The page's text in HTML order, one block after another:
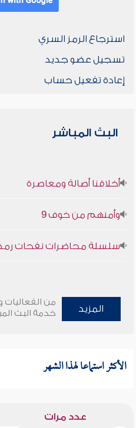
استرجاع الرمز السري
تسجيل عضو جديد
إعادة تفعيل حساب
البث المباشر
أخلاقنا أصالة ومعاصرة
وأمنهم من خوف 9
سلسلة محاضرات نفحات رمضانية
المزيد
من الفعاليات
خدمة البث
الأكثر استماعا لهذا الشهر
عدد مرات